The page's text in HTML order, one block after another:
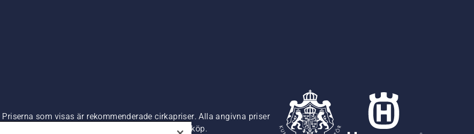
som visas är rekommenderade cirkapriser. Alla angivna priser
moms) om inte produkten är tillgänglig för direkt köp.